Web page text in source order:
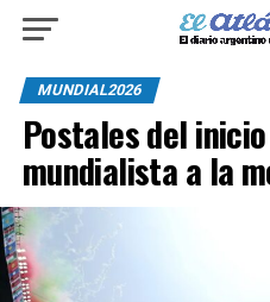
MUNDIAL2026
Postales del
mundialista a la